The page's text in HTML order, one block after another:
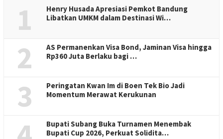
1
Henry Husada Apresiasi Pemkot Bandung
Libatkan UMKM dalam Destinasi Wi…
2
AS Permanenkan Visa Bond, Jaminan Visa hingga
Rp360 Juta Berlaku bagi …
3
Peringatan Kwan Im di Boen Tek Bio Jadi
Momentum Merawat Kerukunan
Bupati Subang Buka Turnamen Menembak
Bupati Cup 2026, Perkuat Solidita…